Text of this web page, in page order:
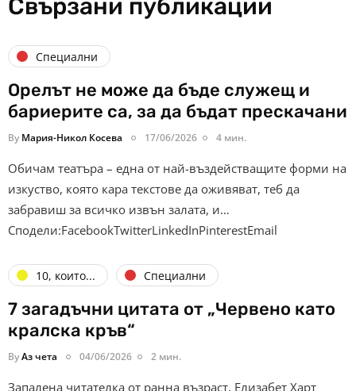
Свързани публикации
Специални
Орелът не може да бъде служещ и
бариерите са, за да бъдат прескачани
By Мария-Никол Косева 17/06/2026 4 мин.
Обичам театъра – една от най-въздействащите форми на
изкуство, която кара текстове да оживяват, теб да
забравиш за всичко извън залата, и…
Сподели:FacebookTwitterLinkedInPinterestEmail
10, които... Специални
7 загадъчни цитата от „Червено като
кралска кръв“
ByАз чета 04/06/2026 2 мин.
Запалена читателка от ранна възраст, Елизабет Харт